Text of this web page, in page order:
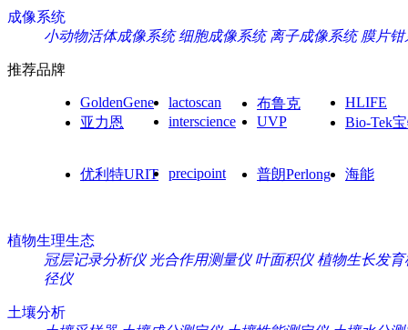
成像系统
小动物活体成像系统 细胞成像系统 离子成像系统 膜片钳
推荐品牌
GoldenGene lactoscan 布鲁克
HLIFE
亚力恩
interscience UVP Bio-Tek
优利特URIT precipoint 普朗Perlong 海能
植物生理生态
冠层记录分析仪 光合作用测量仪 叶面积仪 植物生长发育
径仪
土壤分析